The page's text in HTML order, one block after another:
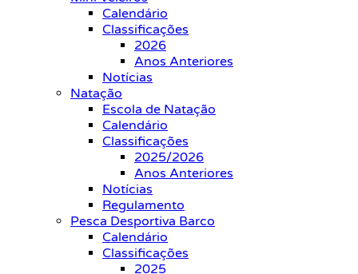
Calendário
Classificações
2026
Anos Anteriores
Notícias
Natação
Escola de Natação
Calendário
Classificações
2025/2026
Anos Anteriores
Notícias
Regulamento
Pesca Desportiva Barco
Calendário
Classificações
2025